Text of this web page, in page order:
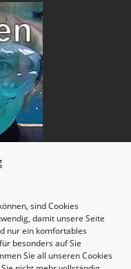
sind Cookies
damit unsere Seite
nur ein komfortables
besonders auf Sie
Sie all unseren Cookies